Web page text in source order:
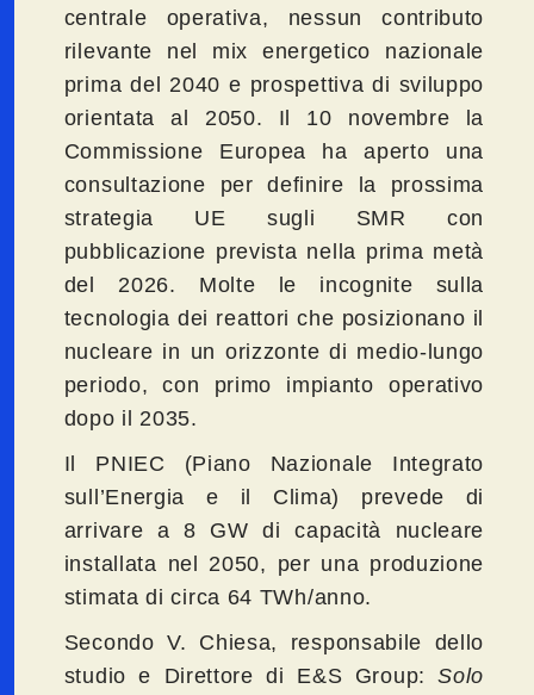
centrale operativa, nessun contributo
rilevante nel mix energetico nazionale
prima del 2040 e prospettiva di sviluppo
orientata al 2050. Il 10 novembre la
Commissione Europea ha aperto una
consultazione per definire la prossima
strategia UE sugli SMR con
pubblicazione prevista nella prima metà
del 2026. Molte le incognite sulla
tecnologia dei reattori che posizionano il
nucleare in un orizzonte di medio-lungo
periodo, con primo impianto operativo
dopo il 2035.
Il PNIEC (Piano Nazionale Integrato
sull’Energia e il Clima) prevede di
arrivare a 8 GW di capacità nucleare
installata nel 2050, per una produzione
stimata di circa 64 TWh/anno.
Secondo V. Chiesa, responsabile dello
studio e Direttore di E&S Group:Solo